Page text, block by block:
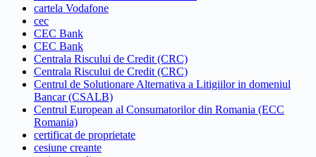
cartela Vodafone
cec
CEC Bank
CEC Bank
Centrala Riscului de Credit (CRC)
Centrala Riscului de Credit (CRC)
Centrul de Solutionare Alternativa a Litigiilor in domeniul
Bancar (CSALB)
Centrul European al Consumatorilor din Romania (ECC
Romania)
certificat de proprietate
cesiune creante